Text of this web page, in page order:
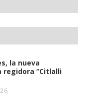
la nueva
regidora “Citlalli